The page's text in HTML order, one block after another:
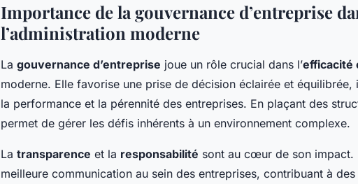
Importance de la gouvernance d’entreprise
l’administration moderne
La gouvernance d’entreprise joue un rôle crucial dans l’efficacité
moderne. Elle favorise une prise de décision éclairée et équilibrée,
la performance et la pérennité des entreprises. En plaçant des
permet de gérer les défis inhérents à un environnement complexe.
La transparence et la responsabilité sont au cœur de son impact.
meilleure communication au sein des entreprises, contribuant à